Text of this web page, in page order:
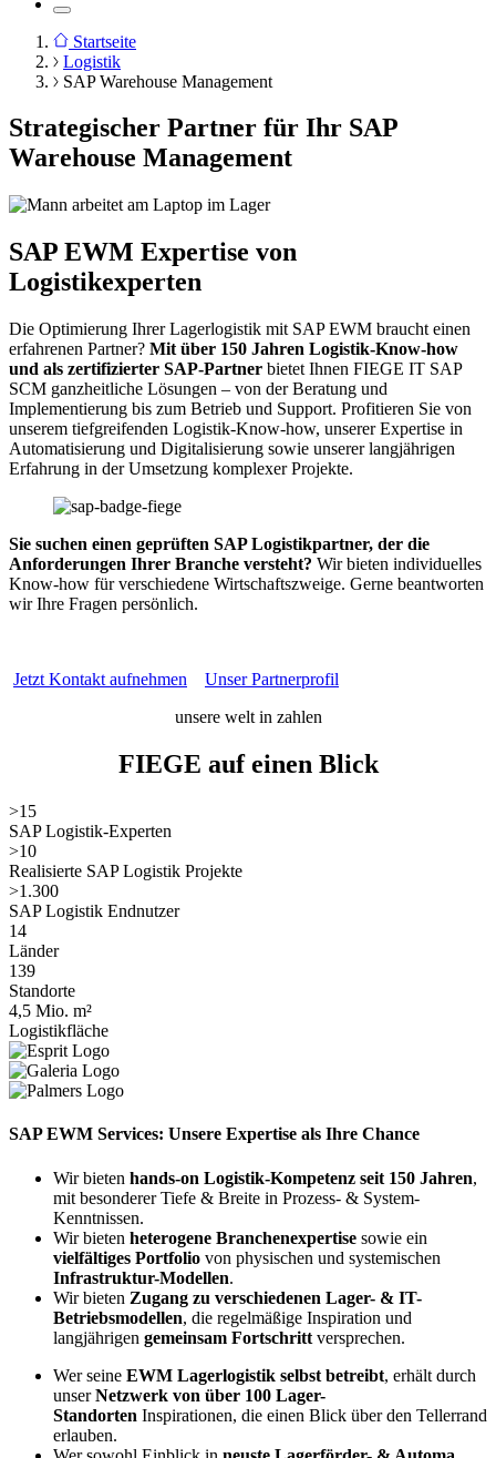
Pfadnavigation
Startseite
Logistik
SAP Warehouse Management
Strategischer Partner für Ihr SAP
Warehouse Management
SAP EWM Expertise von
Logistikexperten
Die Optimierung Ihrer Lagerlogistik mit SAP EWM braucht einen
erfahrenen Partner? Mit über 150 Jahren Logistik-Know-how
und als zertifizierter SAP-Partner bietet Ihnen FIEGE IT SAP
SCM ganzheitliche Lösungen – von der Beratung und
Implementierung bis zum Betrieb und Support. Profitieren Sie von
unserem tiefgreifenden Logistik-Know-how, unserer Expertise in
Automatisierung und Digitalisierung sowie unserer langjährigen
Erfahrung in der Umsetzung komplexer Projekte.
Sie suchen einen geprüften SAP Logistikpartner, der die
Anforderungen Ihrer Branche versteht? Wir bieten individuelles
Know-how für verschiedene Wirtschaftszweige. Gerne beantworten
wir Ihre Fragen persönlich.
Jetzt Kontakt aufnehmen
Unser Partnerprofil
unsere welt in zahlen
FIEGE auf einen Blick
>15
SAP Logistik-Experten
>10
Realisierte SAP Logistik Projekte
>1.300
SAP Logistik Endnutzer
14
Länder
139
Standorte
4,5 Mio. m²
Logistikfläche
SAP EWM Services: Unsere Expertise als Ihre Chance
Wir bieten hands-on Logistik-Kompetenz seit 150 Jahren,
mit besonderer Tiefe & Breite in Prozess- & System-
Kenntnissen.​
Wir bieten heterogene Branchenexpertise sowie ein
vielfältiges Portfolio von physischen und systemischen
Infrastruktur-Modellen.​
Wir bieten Zugang zu verschiedenen Lager- & IT-
Betriebsmodellen, die regelmäßige Inspiration und
langjährigen gemeinsam Fortschritt versprechen.​
Wer seine EWM Lagerlogistik selbst betreibt, erhält durch
unserNetzwerk von über 100 Lager-
Standorten Inspirationen, die einen Blick über den Tellerrand
erlauben.